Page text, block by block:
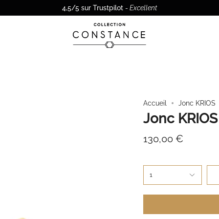
4,5/5 sur Trustpilot- Excellent
-10% sur votre première commande en vous inscrivant à la Newsletter
Accueil Jonc KRIOS
Jonc KRIOS
130,00 €
1